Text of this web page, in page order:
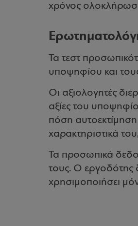
χρόνος
Τα τεστ
υποψηφίου και
Οι αξιολογητές
αξίες του
πόση
χαρακτηριστικά
Τα προσωπικά
τους. Ο εργοδότης
χρησιμοποιήσει